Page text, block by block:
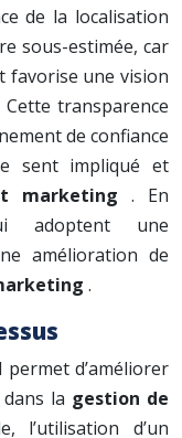
de la localisation
sous-estimée, car
favorise une vision
transparence
de confiance
sent impliqué et
marketing. En
adoptent une
amélioration de
.
d’améliorer
la gestion de
l’utilisation d’un